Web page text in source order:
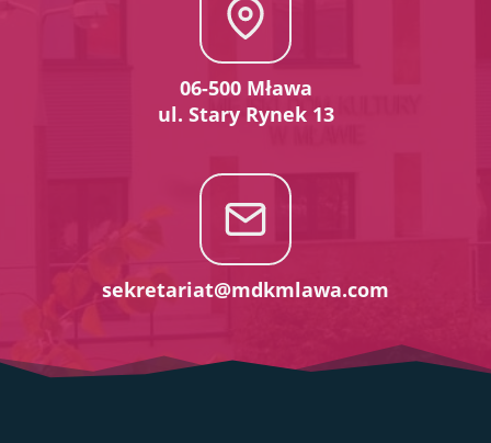
06-500 Mława
ul. Stary Rynek 13
sekretariat@mdkmlawa.com